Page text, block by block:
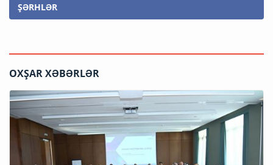
ŞƏRHLƏR
OXŞAR XƏBƏRLƏR